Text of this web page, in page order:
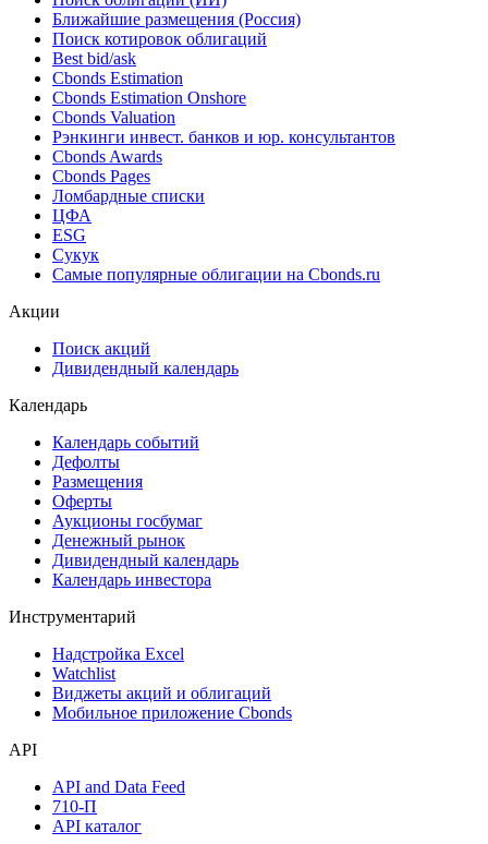
Облигации
Поиск облигаций & Карты рынка
Поиск облигаций (ИИ)
Ближайшие размещения (Россия)
Поиск котировок облигаций
Best bid/ask
Cbonds Estimation
Cbonds Estimation Onshore
Cbonds Valuation
Рэнкинги инвест. банков и юр. консультантов
Cbonds Awards
Cbonds Pages
Ломбардные списки
ESG
Самые популярные облигации на Cbonds.ru
Дивидендный календарь
Календарь
Календарь событий
Дефолты
Размещения
Оферты
Аукционы госбумаг
Денежный рынок
Календарь инвестора
Инструментарий
Надстройка Excel
Мобильное приложение Cbonds
API